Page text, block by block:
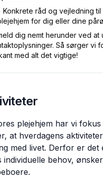
Konkrete råd og vejledning
for dig eller dine
dig nemt herunder ved at
Så sørger vi
med alt det vigtige!
plejehjem har vi
at hverdagens
med livet. Derfor er
individuelle behov,